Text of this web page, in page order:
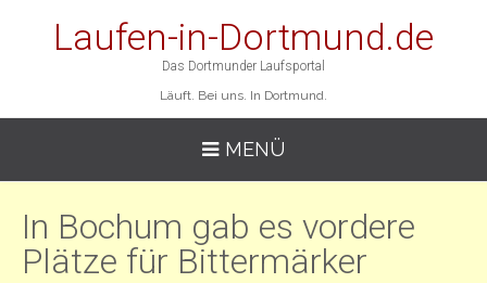
Laufen-in-Dortmund.de
Das Dortmunder Laufsportal
Läuft. Bei uns. In Dortmund.
MENÜ
In Bochum gab es vordere
Plätze für Bittermärker